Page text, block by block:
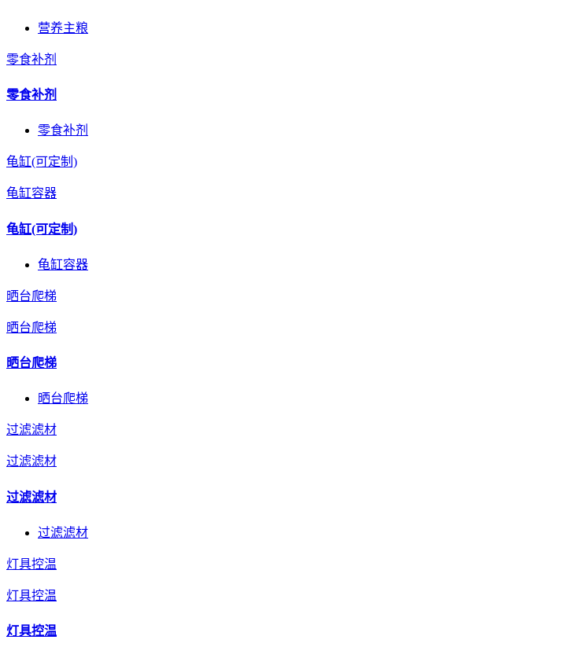
营养主粮
零食补剂
零食补剂
零食补剂
龟缸(可定制)
龟缸容器
龟缸(可定制)
龟缸容器
晒台爬梯
晒台爬梯
晒台爬梯
晒台爬梯
过滤滤材
过滤滤材
过滤滤材
过滤滤材
灯具控温
灯具控温
灯具控温